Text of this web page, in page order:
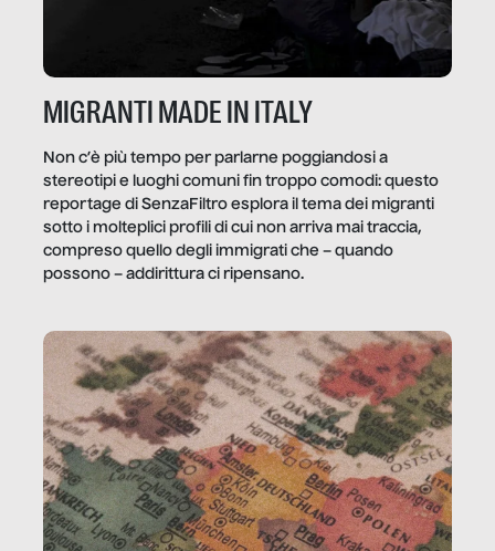
MIGRANTI MADE IN ITALY
Non c’è più tempo per parlarne poggiandosi a
stereotipi e luoghi comuni fin troppo comodi: questo
reportage di SenzaFiltro esplora il tema dei migranti
sotto i molteplici profili di cui non arriva mai traccia,
compreso quello degli immigrati che – quando
possono – addirittura ci ripensano.